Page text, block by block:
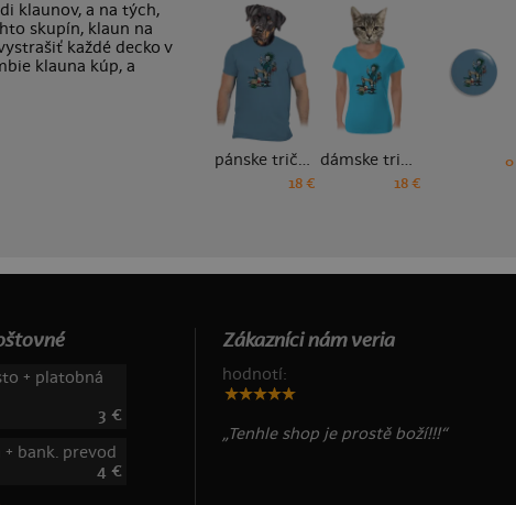
klaunov, a na tých,
skupín, klaun na
každé decko v
klauna kúp, a
pánske tričko
18 €
dámske tričko
18 €
0
+ platobná
3 €
bank. prevod
4 €
Zákazníci nám veria
hodnotí:
„Tenhle shop je prostě boží!!!“